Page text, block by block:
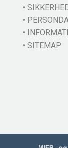
•
•
•
• SITEMAP